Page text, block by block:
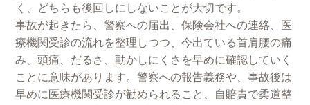
く、どちらも後回しにしないことが大切です。
事故が起きたら、警察への届出、保険会社への連絡、医
療機関受診の流れを整理しつつ、今出ている首肩腰の痛
み、頭痛、だるさ、動かしにくさを早めに確認していく
ことに意味があります。警察への報告義務や、事故後は
早めに医療機関受診が勧められること、自賠責で柔道整